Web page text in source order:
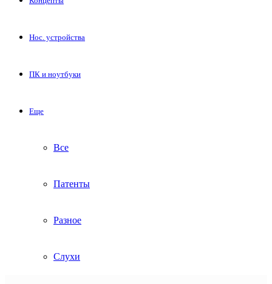
Нос. устройства
ПК и ноутбуки
Еще
Все
Патенты
Разное
Слухи